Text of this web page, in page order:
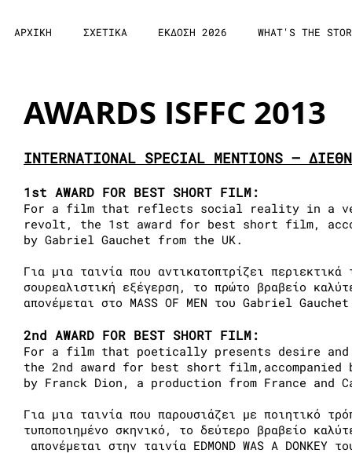
ΑΡΧΙΚΗ ΣΧΕΤΙΚΑ ΕΚΔΟΣΗ 2026 WHAT'S THE
AWARDS ISFFC 2013
INTERNATIONAL SPECIAL MENTIONS –
1st AWARD FOR BEST SHORT FILM:
For a film that reflects social reality in a
revolt, the 1st award for best short film,
by Gabriel Gauchet from the UK.
Για μια ταινία που αντικατοπτρίζει
σουρεαλιστική εξέγερση, το πρώτο βραβείο
απονέμεται στο MASS OF MEN του Gabriel
2nd AWARD FOR BEST SHORT FILM:
For a film that poetically presents desire
the 2nd award for best short film,accompanied by
by Franck Dion, a production from France and
Για μια ταινία που παρουσιάζει με ποιητικό
τυποποιημένο σκηνικό, το δεύτερο βραβείο
απονέμεται στην ταινία EDMOND WAS A